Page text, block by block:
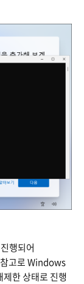
행되어
고로 Windows
한 상태로 진행